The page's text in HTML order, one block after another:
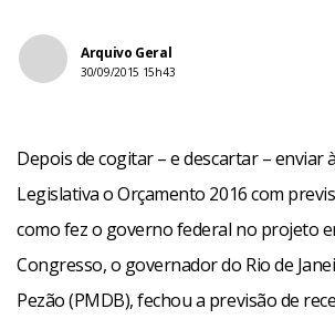
Arquivo Geral
30/09/2015 15h43
Depois de cogitar – e descartar – enviar
Legislativa o Orçamento 2016 com
como fez o governo federal no projeto
Congresso, o governador do Rio de
Pezão (PMDB), fechou a previsão de